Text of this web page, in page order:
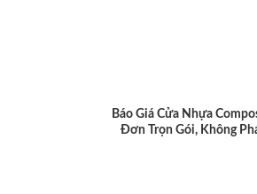
Báo Giá Cửa Nhựa
Đơn Trọn Gói, Không